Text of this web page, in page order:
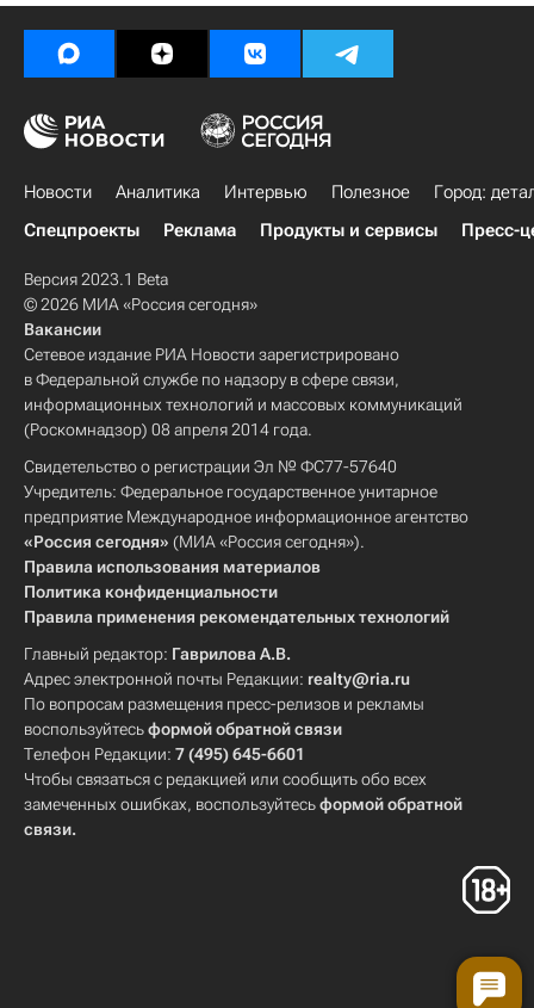
Новости Аналитика Интервью Полезное
Город:
Спецпроекты
Реклама Продукты и сервисы Пресс-
Версия 2023.1 Beta
© 2026 МИА «Россия сегодня»
Вакансии
Сетевое издание РИА Новости зарегистрировано
в Федеральной службе по надзору в сфере связи,
информационных технологий и массовых коммуникаций
(Роскомнадзор) 08 апреля 2014 года.
Свидетельство о регистрации Эл № ФС77-57640
Учредитель: Федеральное государственное унитарное
предприятие Международное информационное агентство
«Россия сегодня» (МИА «Россия сегодня»).
Правила использования материалов
Политика конфиденциальности
Правила применения рекомендательных технологий
Главный редактор: Гаврилова А.В.
Адрес электронной почты Редакции: realty@ria.ru
По вопросам размещения пресс-релизов и рекламы
воспользуйтесьформой обратной связи
Телефон Редакции: 7 (495) 645-6601
Чтобы связаться с редакцией или сообщить обо всех
замеченных ошибках, воспользуйтесьформой обратной
связи.